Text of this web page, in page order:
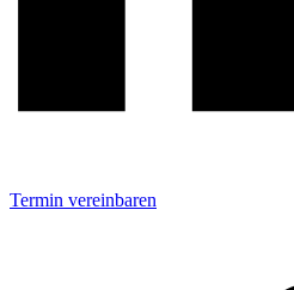
Termin vereinbaren